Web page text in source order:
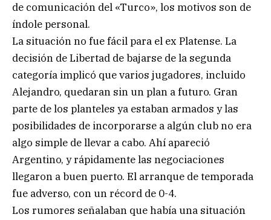
de comunicación del «Turco», los motivos son de
índole personal.
La situación no fue fácil para el ex Platense. La
decisión de Libertad de bajarse de la segunda
categoría implicó que varios jugadores, incluido
Alejandro, quedaran sin un plan a futuro. Gran
parte de los planteles ya estaban armados y las
posibilidades de incorporarse a algún club no era
algo simple de llevar a cabo. Ahí apareció
Argentino, y rápidamente las negociaciones
llegaron a buen puerto. El arranque de temporada
fue adverso, con un récord de 0-4.
Los rumores señalaban que había una situación